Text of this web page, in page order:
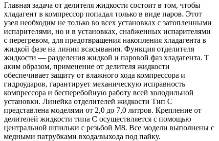
Главная задача от делителя жидкости состоит в том, чтобы
хладагент в компрессор попадал только в виде паров. Этот
узел необходим не только во всех установках с затопленными
испарителями, но и в установках, снабженных испарителями
с перегревом, для предотвращения накопления хладагента в
жидкой фазе на линии всасывания. Функция отделителя
жидкости — разделения жидкой и паровой фаз хладагента. Т
аким образом, применение от делителя жидкости
обеспечивает защиту от влажного хода компрессора и
гидроударов, гарантирует механическую исправность
компрессора и бесперебойную работу всей холодильной
установки. Линейка отделителей жидкости Тип C
представлена моделями от 2,0 до 7,0 литров. Крепление от
делителей жидкости типа C осуществляется с помощью
центральной шпильки с резьбой М8. Все модели выполнены с
медными патрубками входа/выхода под пайку.